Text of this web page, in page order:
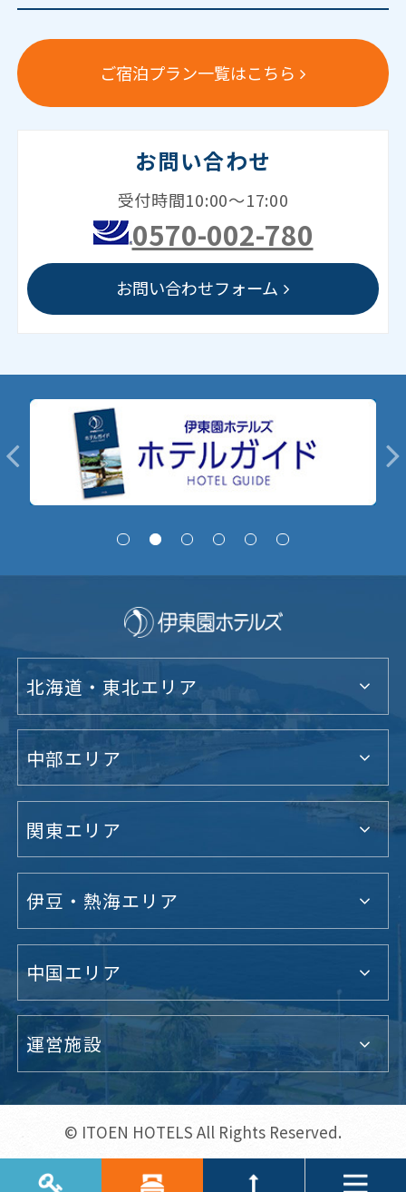
ご宿泊プラン一覧はこちら
お問い合わせ
受付時間10:00～17:00
0570-002-780
お問い合わせフォーム
北海道・東北エリア
中部エリア
関東エリア
伊豆・熱海エリア
中国エリア
運営施設
© ITOEN HOTELS All Rights Reserved.